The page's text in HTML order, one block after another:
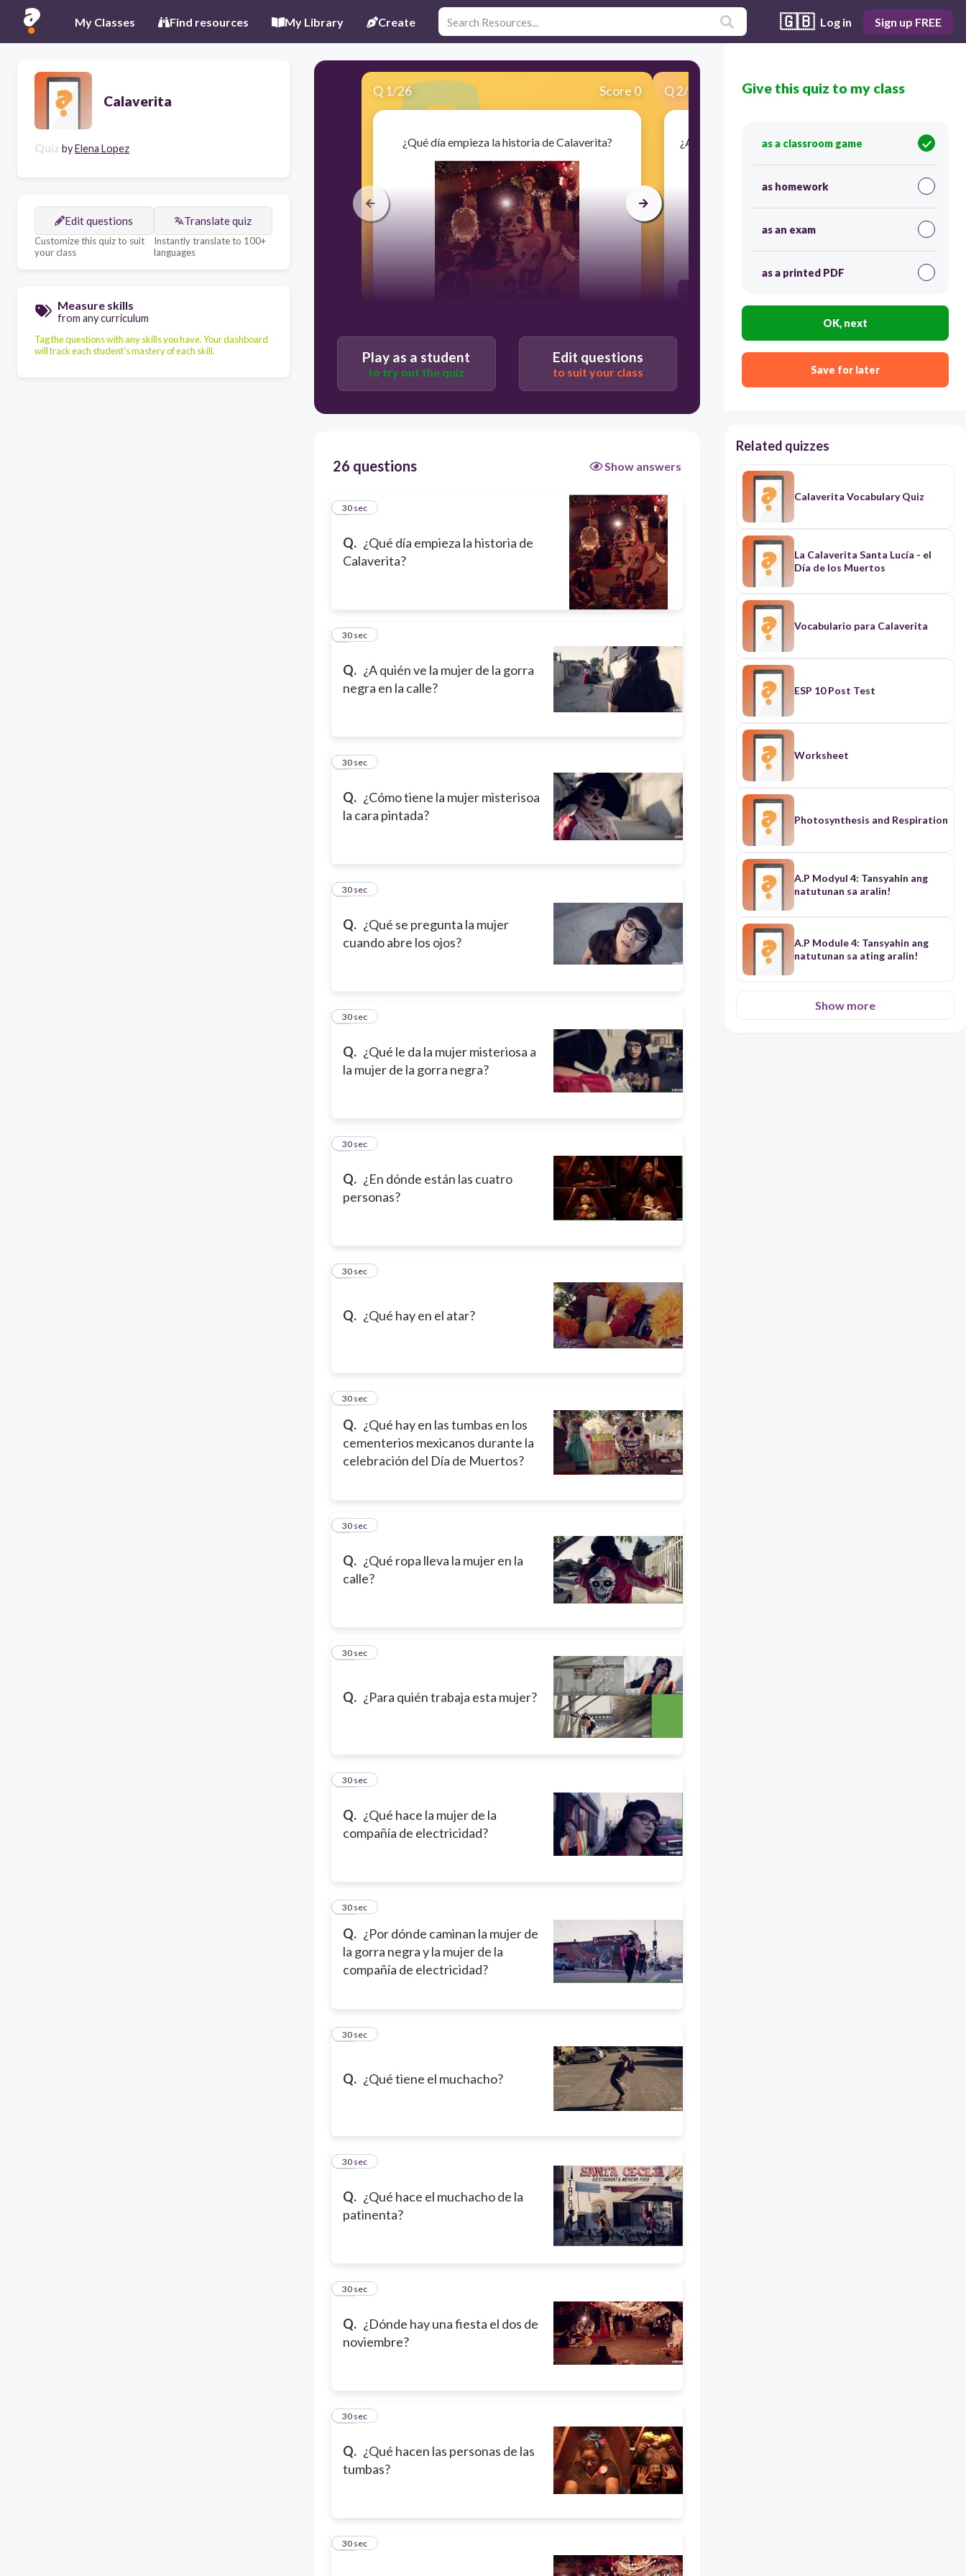
My Classes Find resources My Library Create 🇬🇧 Log in Sign up FREE
Calaverita
Quiz byElena Lopez
Edit questions
Customize this quiz to suit
your class
Translate quiz
Instantly translate to 100+
languages
Measure skills
from any curriculum
Tag the questions with any skills you have. Your dashboard
will track each student's mastery of each skill.
Q 1/26 Score 0
¿Qué día empieza la historia de Calaverita?
el dos noviembre
el primero de octurbre
Q2/26 Score 0
¿A quién ve la mujer de la gorra negra en la calle?
30
una mujer que trabaja para la compañía de
elecricidad
una mujer misteriosa que lleva una falda roja y
Play as a student
to try out the quiz
Edit questions
to suit your class
26 questions Show answers
Q. ¿Qué día empieza la historia de
Calaverita?
1
30 sec
Q. ¿A quién ve la mujer de la gorra
negra en la calle?
2
30 sec
Q. ¿Cómo tiene la mujer misterisoa
la cara pintada?
3
30 sec
Q. ¿Qué se pregunta la mujer
cuando abre los ojos?
4
30 sec
Q. ¿Qué le da la mujer misteriosa a
la mujer de la gorra negra?
5
30 sec
Q. ¿En dónde están las cuatro
personas?
6
30 sec
Q. ¿Qué hay en el atar?
7
30 sec
Q. ¿Qué hay en las tumbas en los
cementerios mexicanos durante la
celebración del Día de Muertos?
8
30 sec
Q. ¿Qué ropa lleva la mujer en la
calle?
9
30 sec
Q. ¿Para quién trabaja esta mujer?
10
30 sec
Q. ¿Qué hace la mujer de la
compañía de electricidad?
11
30 sec
Q. ¿Por dónde caminan la mujer de
la gorra negra y la mujer de la
compañía de electricidad?
12
30 sec
Q. ¿Qué tiene el muchacho?
13
30 sec
Q. ¿Qué hace el muchacho de la
patinenta?
14
30 sec
Q. ¿Dónde hay una fiesta el dos de
noviembre?
15
30 sec
Q. ¿Qué hacen las personas de las
tumbas?
16
30 sec
17
30 sec
Give this quiz to my class
as a classroom game
as homework
as an exam
as a printed PDF
OK, next
Save for later
Related quizzes
Calaverita Vocabulary Quiz
La Calaverita Santa Lucía - el
Día de los Muertos
Vocabulario para Calaverita
ESP 10 Post Test
Worksheet
Photosynthesis and Respiration
A.P Modyul 4: Tansyahin ang
natutunan sa aralin!
A.P Module 4: Tansyahin ang
natutunan sa ating aralin!
Show more